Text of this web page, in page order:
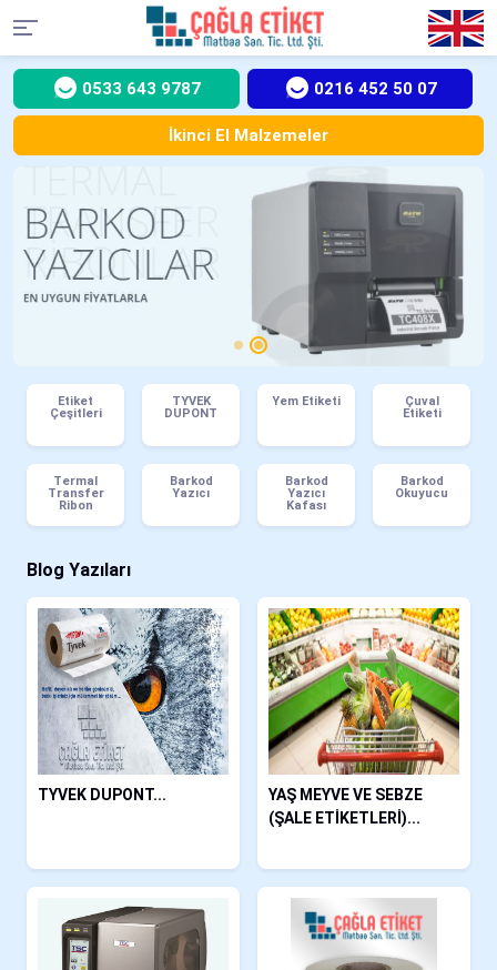
0533 643 9787 0216 452 50 07
İkinci El Malzemeler
Etiket
Çeşitleri
TYVEK
DUPONT
Yem Etiketi
Çuval
Etiketi
Termal
Transfer
Ribon
Barkod
Yazıcı
Barkod
Yazıcı
Kafası
Barkod
Okuyucu
Blog Yazıları
TYVEK DUPONT...
YAŞ MEYVE VE SEBZE
(ŞALE ETİKETLERİ)...